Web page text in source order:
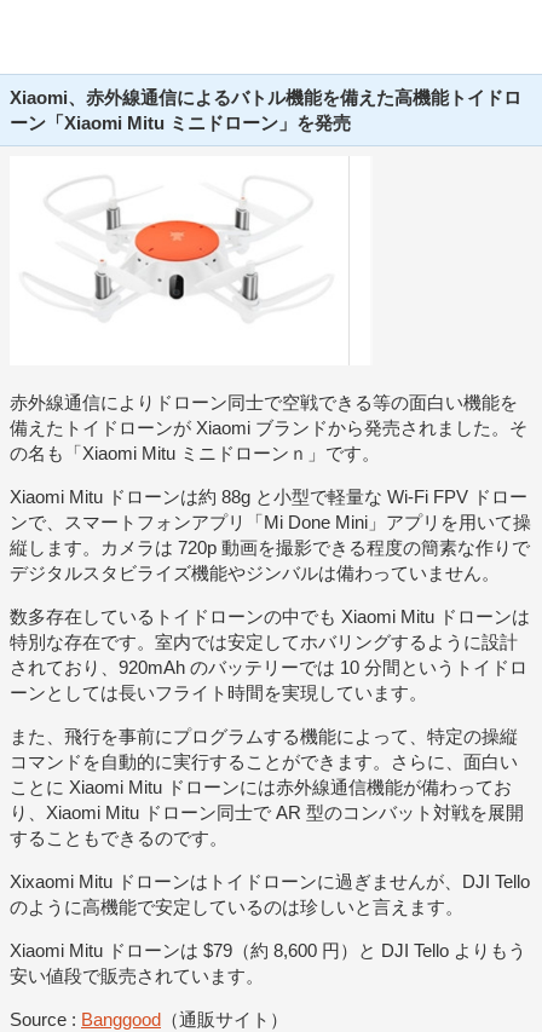
Xiaomi、赤外線通信によるバトル機能を備えた高機能トイドロ
ーン「Xiaomi Mitu ミニドローン」を発売
赤外線通信によりドローン同士で空戦できる等の面白い機能を
備えたトイドローンが Xiaomi ブランドから発売されました。そ
の名も「Xiaomi Mitu ミニドローンｎ」です。
Xiaomi Mitu ドローンは約 88g と小型で軽量な Wi-Fi FPV ドロー
ンで、スマートフォンアプリ「Mi Done Mini」アプリを用いて操
縦します。カメラは 720p 動画を撮影できる程度の簡素な作りで
デジタルスタビライズ機能やジンバルは備わっていません。
数多存在しているトイドローンの中でも Xiaomi Mitu ドローンは
特別な存在です。室内では安定してホバリングするように設計
されており、920mAh のバッテリーでは 10 分間というトイドロ
ーンとしては長いフライト時間を実現しています。
また、飛行を事前にプログラムする機能によって、特定の操縦
コマンドを自動的に実行することができます。さらに、面白い
ことに Xiaomi Mitu ドローンには赤外線通信機能が備わってお
り、Xiaomi Mitu ドローン同士で AR 型のコンバット対戦を展開
することもできるのです。
Xixaomi Mitu ドローンはトイドローンに過ぎませんが、DJI Tello
のように高機能で安定しているのは珍しいと言えます。
Xiaomi Mitu ドローンは $79（約 8,600 円）と DJI Tello よりもう
安い値段で販売されています。
Source : Banggood （通販サイト）